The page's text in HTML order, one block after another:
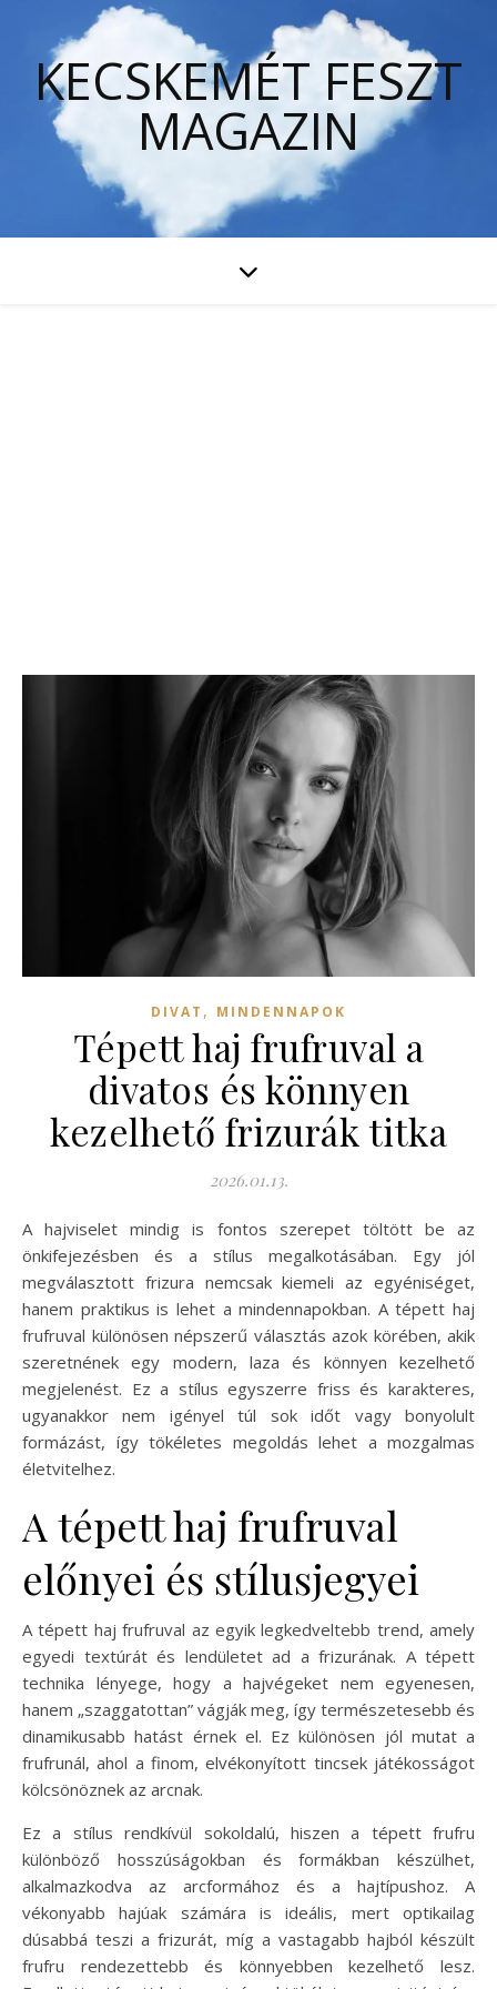
KECSKEMÉT FESZT
MAGAZIN
DIVAT , MINDENNAPOK
Tépett haj frufruval a
divatos és könnyen
kezelhető frizurák titka
2026.01.13.
A hajviselet mindig is fontos szerepet töltött be az
önkifejezésben és a stílus megalkotásában. Egy jól
megválasztott frizura nemcsak kiemeli az egyéniséget,
hanem praktikus is lehet a mindennapokban. A tépett haj
frufruval különösen népszerű választás azok körében, akik
szeretnének egy modern, laza és könnyen kezelhető
megjelenést. Ez a stílus egyszerre friss és karakteres,
ugyanakkor nem igényel túl sok időt vagy bonyolult
formázást, így tökéletes megoldás lehet a mozgalmas
életvitelhez.
A tépett haj frufruval
előnyei és stílusjegyei
A tépett haj frufruval az egyik legkedveltebb trend, amely
egyedi textúrát és lendületet ad a frizurának. A tépett
technika lényege, hogy a hajvégeket nem egyenesen,
hanem „szaggatottan” vágják meg, így természetesebb és
dinamikusabb hatást érnek el. Ez különösen jól mutat a
frufrunál, ahol a finom, elvékonyított tincsek játékosságot
kölcsönöznek az arcnak.
Ez a stílus rendkívül sokoldalú, hiszen a tépett frufru
különböző hosszúságokban és formákban készülhet,
alkalmazkodva az arcformához és a hajtípushoz. A
vékonyabb hajúak számára is ideális, mert optikailag
dúsabbá teszi a frizurát, míg a vastagabb hajból készült
frufru rendezettebb és könnyebben kezelhető lesz.